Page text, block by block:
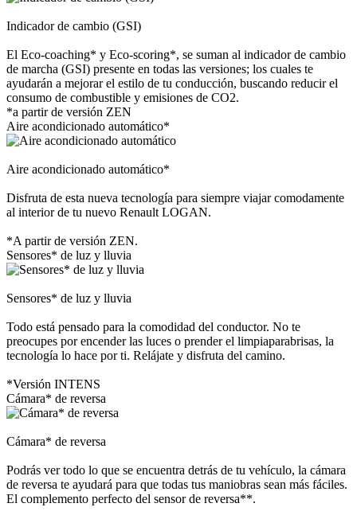
Indicador de cambio (GSI)
El Eco-coaching* y Eco-scoring*, se suman al indicador de cambio
de marcha (GSI) presente en todas las versiones; los cuales te
ayudarán a mejorar el estilo de tu conducción, buscando reducir el
consumo de combustible y emisiones de CO2.
*a partir de versión ZEN
Aire acondicionado automático*
Aire acondicionado automático*
Disfruta de esta nueva tecnología para siempre viajar comodamente
al interior de tu nuevo Renault LOGAN.
*A partir de versión ZEN.
Sensores* de luz y lluvia
Sensores* de luz y lluvia
Todo está pensado para la comodidad del conductor. No te
preocupes por encender las luces o prender el limpiaparabrisas, la
tecnología lo hace por ti. Relájate y disfruta del camino.
*Versión INTENS
Cámara* de reversa
Cámara* de reversa
Podrás ver todo lo que se encuentra detrás de tu vehículo, la cámara
de reversa te ayudará para que todas tus maniobras sean más fáciles.
El complemento perfecto del sensor de reversa**.